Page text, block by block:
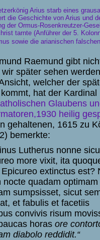
Arius starb eines
die Geschichte von Arius und
der Ormus-Rosenkreutzer-
tarnte (Anführer der 5.
sowie die arianischen
Raemund gibt
später sehen
welcher der
hat der
Glaubens
heilig
gehaltenen, 1615 zu
bemerkte:
Lutherus nonne
more vixit, ita
extinctus est?
nocte quadam optimam
sumpsisset, sicut
et fabulis et facetiis
convivis risum
horas ore
diabolo reddidit.“